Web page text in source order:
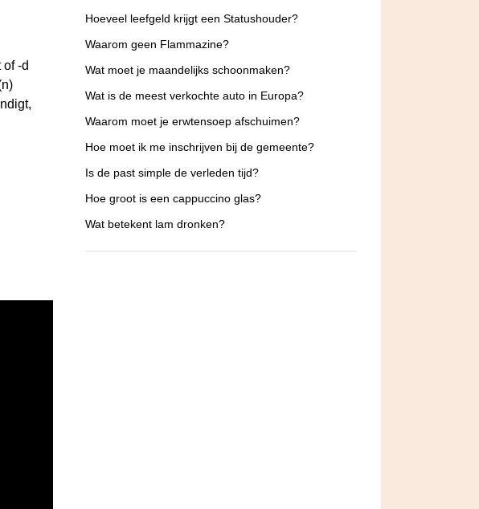
-d
Hoeveel leefgeld krijgt een Statushouder?
Waarom geen Flammazine?
Wat moet je maandelijks schoonmaken?
Wat is de meest verkochte auto in Europa?
Waarom moet je erwtensoep afschuimen?
Hoe moet ik me inschrijven bij de gemeente?
Is de past simple de verleden tijd?
Hoe groot is een cappuccino glas?
Wat betekent lam dronken?